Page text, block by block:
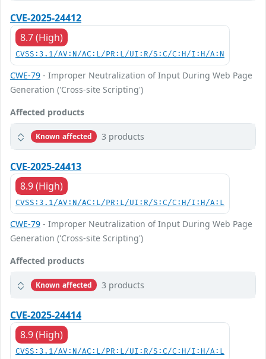
CVE-2025-24412
8.7 (High)
CVSS:3.1/AV:N/AC:L/PR:L/UI:R/S:C/C:H/I:H/A:N
CWE-79 - Improper Neutralization of Input During Web Page
Generation ('Cross-site Scripting')
Affected products
Known affected 3 products
CVE-2025-24413
8.9 (High)
CVSS:3.1/AV:N/AC:L/PR:L/UI:R/S:C/C:H/I:H/A:L
CWE-79 - Improper Neutralization of Input During Web Page
Generation ('Cross-site Scripting')
Affected products
Known affected 3 products
CVE-2025-24414
8.9 (High)
CVSS:3.1/AV:N/AC:L/PR:L/UI:R/S:C/C:H/I:H/A:L